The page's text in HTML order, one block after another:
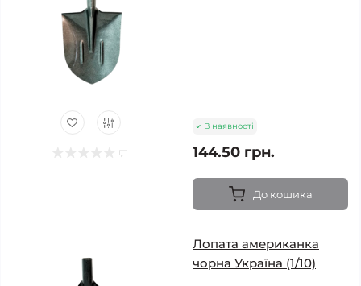
В наявності
144.50 грн.
До кошика
Лопата американка
чорна Україна (1/10)